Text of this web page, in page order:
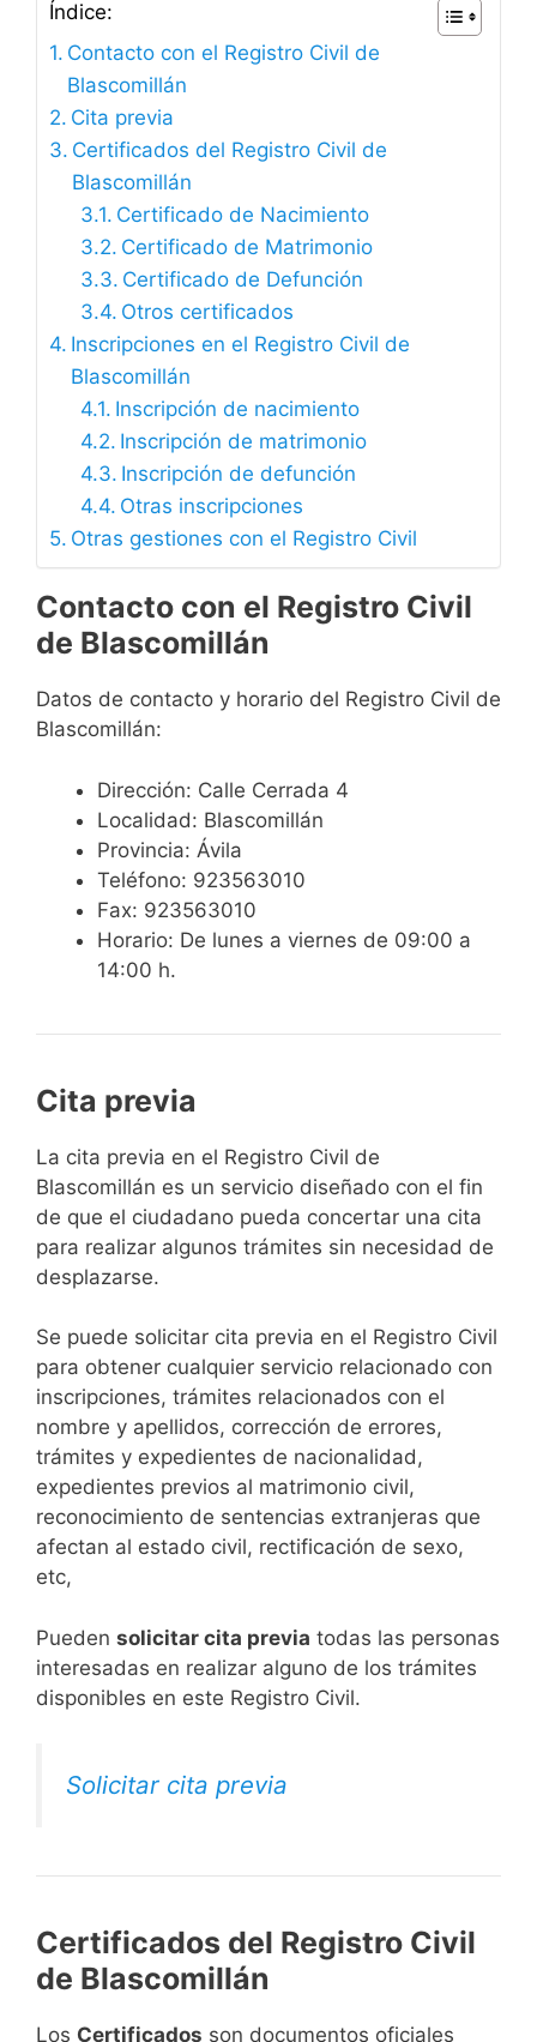
Índice:
Contacto con el Registro Civil de
Blascomillán
Cita previa
Certificados del Registro Civil de
Blascomillán
Certificado de Nacimiento
Certificado de Matrimonio
Certificado de Defunción
Otros certificados
Inscripciones en el Registro Civil de
Blascomillán
Inscripción de nacimiento
Inscripción de matrimonio
Inscripción de defunción
Otras inscripciones
Otras gestiones con el Registro Civil
Contacto con el Registro Civil
de Blascomillán
Datos de contacto y horario del Registro Civil de
Blascomillán:
Dirección: Calle Cerrada 4
Localidad: Blascomillán
Provincia: Ávila
Teléfono: 923563010
Fax: 923563010
Horario: De lunes a viernes de 09:00 a
14:00 h.
Cita previa
​​​​​​​​​​​​​​​​​​​​​​​​​​​​La cita previa en el Registro Civil de
Blascomillán es un servicio diseñado con el fin
de que el ciudadano pueda concertar una cita
para realizar algunos trámites sin necesidad de
desplazarse.​
Se puede solicitar cita previa en el Registro Civil
para obtener cualquier servicio relacionado con
inscripciones, trámites relacionados con el
nombre y apellidos, corrección de errores,
trámites y expedientes de nacionalidad,
expedientes previos al matrimonio civil,
reconocimiento de sentencias extranjeras que
afectan al estado civil, rectificación de sexo,
etc,
​Pueden solicitar cita previa todas las personas
interesadas en realizar alguno de los trámites
disponibles en este Registro Civil.​
Solicitar cita previa
Certificados del Registro Civil
de Blascomillán
Los Certificados son documentos oficiales